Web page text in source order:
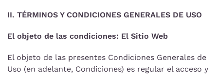
II. TÉRMINOS Y CONDICIONES GENERALES DE USO
El objeto de las condiciones: El Sitio Web
El objeto de las presentes Condiciones Generales de
Uso (en adelante, Condiciones) es regular el acceso y